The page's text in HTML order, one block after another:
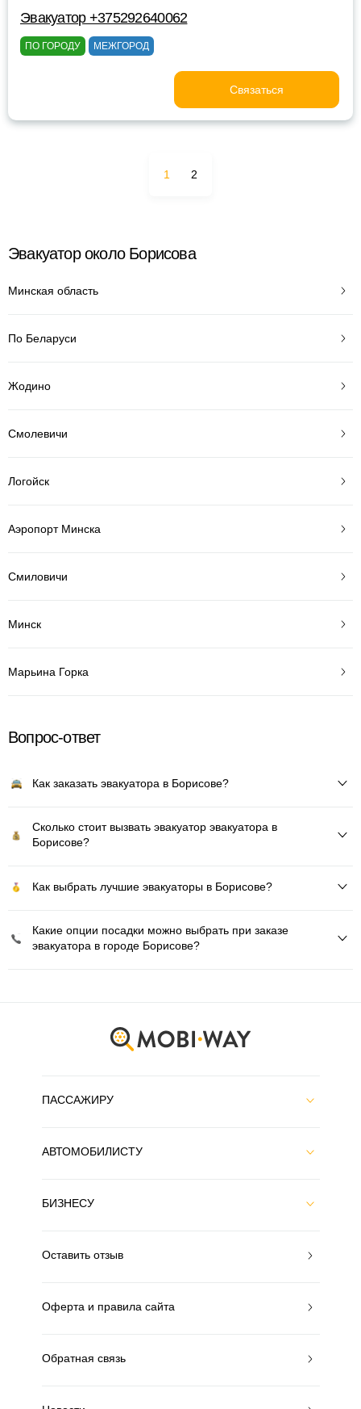
Эвакуатор +375292640062
ПО ГОРОДУ МЕЖГОРОД
Связаться
1 2
Эвакуатор около Борисова
Минская область
По Беларуси
Жодино
Смолевичи
Логойск
Аэропорт Минска
Смиловичи
Минск
Марьина Горка
Вопрос-ответ
Как заказать эвакуатора в Борисове?
Сколько стоит вызвать эвакуатор эвакуатора в
Борисове?
Как выбрать лучшие эвакуаторы в Борисове?
Какие опции посадки можно выбрать при заказе
эвакуатора в городе Борисове?
ПАССАЖИРУ
АВТОМОБИЛИСТУ
БИЗНЕСУ
Оставить отзыв
Оферта и правила сайта
Обратная связь